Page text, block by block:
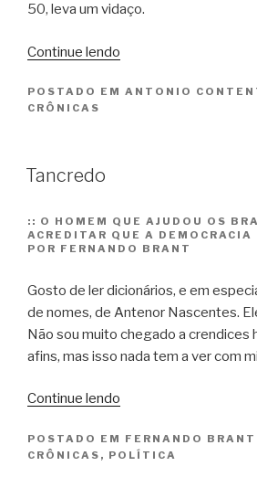
50, leva um vidaço.
Continue lendo
aposentado”
POSTADO EM ANTONIO
CRÔNICAS
Tancredo
:: O HOMEM QUE AJUDOU OS
ACREDITAR QUE A DEMOCRACIA
POR FERNANDO BRANT
Gosto de ler dicionários, e em
de nomes, de Antenor Nascentes.
Não sou muito chegado a crendices
afins, mas isso nada tem a ver com
Continue lendo
POSTADO EM FERNANDO BRANT
CRÔNICAS , POLÍTICA